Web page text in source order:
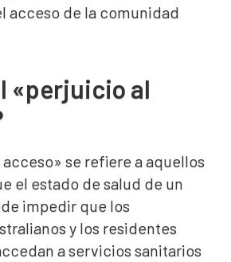
acceso de la comunidad
«perjuicio al
se refiere a aquellos
el estado de salud de un
impedir que los
y los residentes
a servicios sanitarios